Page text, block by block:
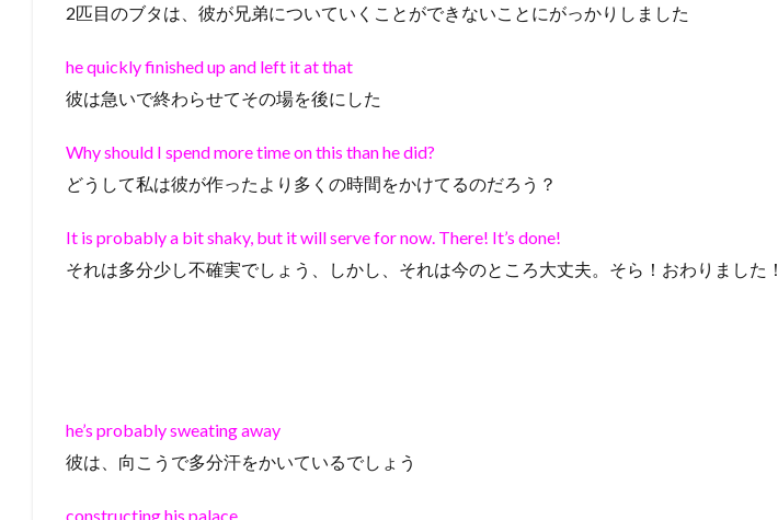
2匹目のブタは、彼が兄弟についていくことができないことにがっかりしました
he quickly finished up and left it at that
彼は急いで終わらせてその場を後にした
Why should I spend more time on this than he did?
どうして私は彼が作ったより多くの時間をかけてるのだろう？
It is probably a bit shaky, but it will serve for now. There! It’s done!
それは多分少し不確実でしょう、しかし、それは今のところ大丈夫。そら！おわりました！
he’s probably sweating away
彼は、向こうで多分汗をかいているでしょう
constructing his palace